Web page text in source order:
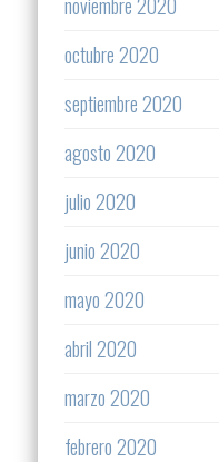
octubre 2020
septiembre 2020
agosto 2020
julio 2020
junio 2020
mayo 2020
abril 2020
marzo 2020
febrero 2020